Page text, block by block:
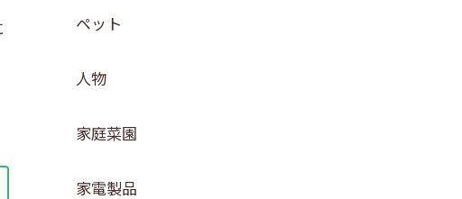
ペット
人物
家庭菜園
家電製品